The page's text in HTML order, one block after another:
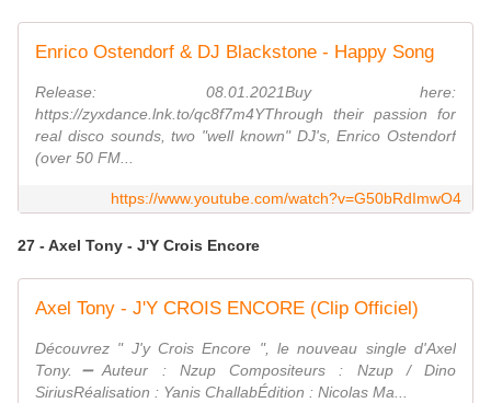
Enrico Ostendorf & DJ Blackstone - Happy Song
Release: 08.01.2021Buy here:
https://zyxdance.lnk.to/qc8f7m4YThrough their passion for
real disco sounds, two "well known" DJ's, Enrico Ostendorf
(over 50 FM...
https://www.youtube.com/watch?v=G50bRdImwO4
27 - Axel Tony - J'Y Crois Encore
Axel Tony - J'Y CROIS ENCORE (Clip Officiel)
Découvrez " J'y Crois Encore ", le nouveau single d'Axel
Tony.➖Auteur : Nzup Compositeurs : Nzup / Dino
SiriusRéalisation : Yanis ChallabÉdition : Nicolas Ma...